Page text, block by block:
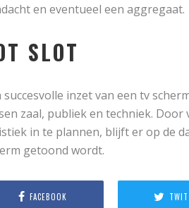
en eventueel een aggregaat.
SLOT
succesvolle inzet van een tv
zaal, publiek en techniek.
in te plannen, blijft er op de
getoond wordt.
FACEBOOK